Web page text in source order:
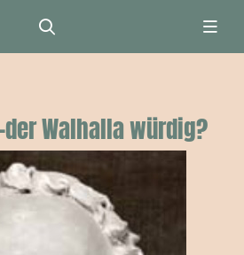
Walhalla würdig?